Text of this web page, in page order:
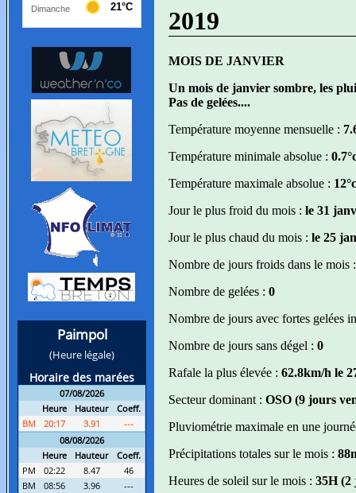
2019
MOIS DE JANVIER
Un mois de janvier sombre, les
Pas de gelées....
Température moyenne mensuelle :
Température minimale absolue :
Température maximale absolue :
Jour le plus froid du mois : le 31
Jour le plus chaud du mois : le 25
Nombre de jours froids dans le mois
Nombre de gelées : 0
Nombre de jours avec fortes gelées
Nombre de jours sans dégel : 0
Rafale la plus élevée : 62.8km/h le
Secteur dominant : OSO (9 jours
Pluviométrie maximale en une
Précipitations totales sur le mois :
Heures de soleil sur le mois : 35H (2